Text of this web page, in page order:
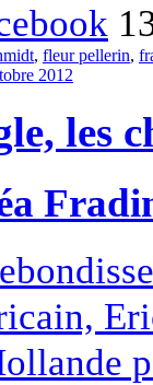
, fleur pellerin,
2012
les